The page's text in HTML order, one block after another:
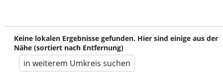
Keine lokalen Ergebnisse gefunden. Hier sind einige aus der
Nähe (sortiert nach Entfernung)
in weiterem Umkreis suchen